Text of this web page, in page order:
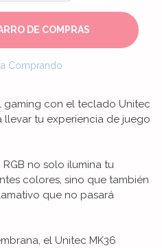
Comprando
gaming con el teclado Unitec
llevar tu experiencia de juego
no solo ilumina tu
colores, sino que también
que no pasará
el Unitec MK36